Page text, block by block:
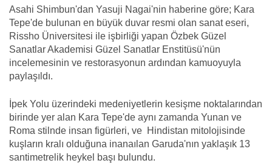
Asahi Shimbun'dan Yasuji Nagai'nin haberine göre; Kara
Tepe'de bulunan en büyük duvar resmi olan sanat eseri,
Rissho Üniversitesi ile işbirliği yapan Özbek Güzel
Sanatlar Akademisi Güzel Sanatlar Enstitüsü'nün
incelemesinin ve restorasyonun ardından kamuoyuyla
paylaşıldı.
İpek Yolu üzerindeki medeniyetlerin kesişme noktalarından
birinde yer alan Kara Tepe'de aynı zamanda Yunan ve
Roma stilnde insan figürleri, ve Hindistan mitolojisinde
kuşların kralı olduğuna inanaılan Garuda'nın yaklaşık 13
santimetrelik heykel başı bulundu.